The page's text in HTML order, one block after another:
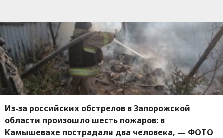
Из-за российских обстрелов в Запорожской
области произошло шесть пожаров: в
Камышевахе пострадали два человека, — ФОТО